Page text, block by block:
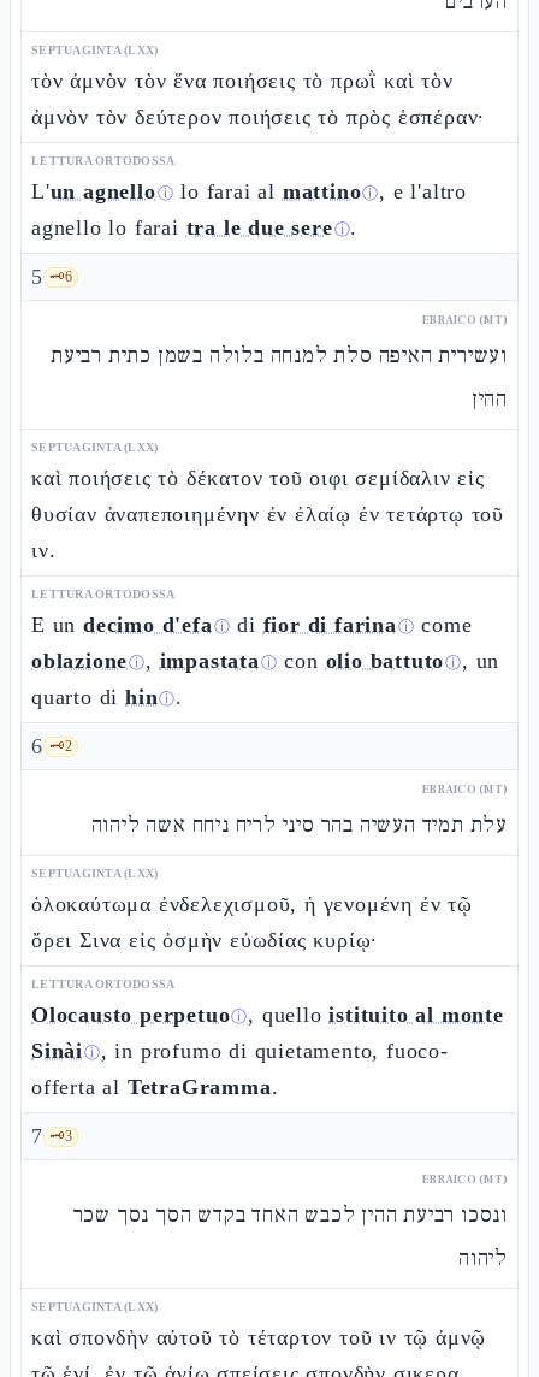
SEPTUAGINTA (LXX)
τὸν ἀμνὸν τὸν ἕνα ποιήσεις τὸ πρωῒ καὶ τὸν
ἀμνὸν τὸν δεύτερον ποιήσεις τὸ πρὸς ἑσπέραν·
LETTURA ORTODOSSA
L'un agnelloⓘ lo farai al mattinoⓘ, e l'altro
agnello lo farai tra le due sereⓘ.
5 🗝️6
EBRAICO (MT)
ועשירית האיפה סלת למנחה בלולה בשמן כתית רביעת
ההין
SEPTUAGINTA (LXX)
καὶ ποιήσεις τὸ δέκατον τοῦ οιφι σεμίδαλιν εἰς
θυσίαν ἀναπεποιημένην ἐν ἐλαίῳ ἐν τετάρτῳ τοῦ
ιν.
LETTURA ORTODOSSA
E un decimo d'efaⓘ di fior di farinaⓘ come
oblazioneⓘ, impastataⓘ con olio battutoⓘ, un
quarto dihinⓘ.
6 🗝️2
EBRAICO (MT)
עלת תמיד העשיה בהר סיני לריח ניחח אשה ליהוה
SEPTUAGINTA (LXX)
ὁλοκαύτωμα ἐνδελεχισμοῦ, ἡ γενομένη ἐν τῷ
ὄρει Σινα εἰς ὀσμὴν εὐωδίας κυρίῳ·
LETTURA ORTODOSSA
Olocausto perpetuoⓘ, quelloistituito al monte
Sinàiⓘ, in profumo di quietamento, fuoco-
offerta al TetraGramma.
7 🗝️3
EBRAICO (MT)
ונסכו רביעת ההין לכבש האחד בקדש הסך נסך שכר
ליהוה
SEPTUAGINTA (LXX)
καὶ σπονδὴν αὐτοῦ τὸ τέταρτον τοῦ ιν τῷ ἀμνῷ